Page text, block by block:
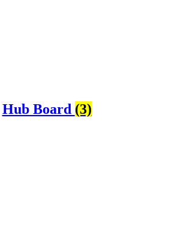
Hub Board (3)